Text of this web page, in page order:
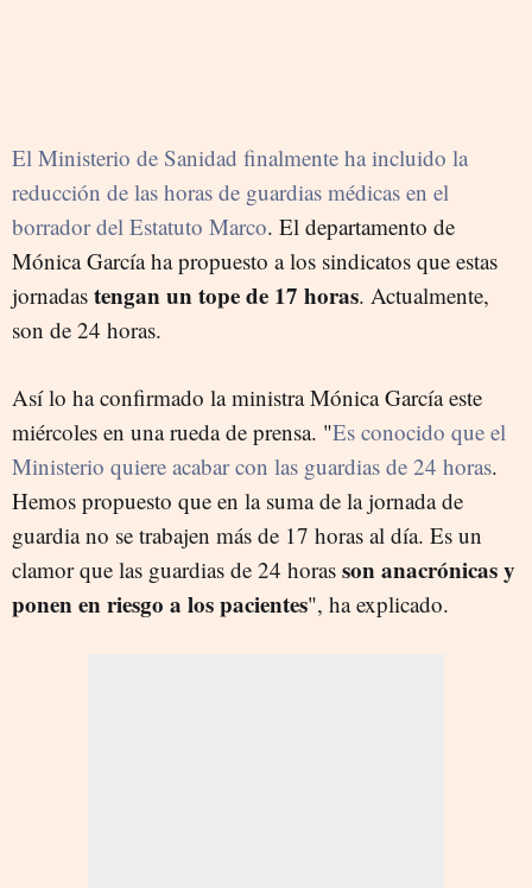
El Ministerio de Sanidad finalmente ha incluido la
reducción de las horas de guardias médicas en el
borrador del Estatuto Marco. El departamento de
Mónica García ha propuesto a los sindicatos que estas
jornadas tengan un tope de 17 horas. Actualmente,
son de 24 horas.
Así lo ha confirmado la ministra Mónica García este
miércoles en una rueda de prensa. "Es conocido que el
Ministerio quiere acabar con las guardias de 24 horas.
Hemos propuesto que en la suma de la jornada de
guardia no se trabajen más de 17 horas al día. Es un
clamor que las guardias de 24 horas son anacrónicas y
ponen en riesgo a los pacientes", ha explicado.